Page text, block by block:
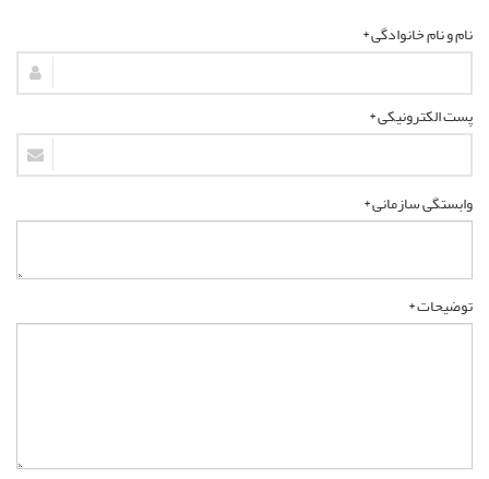
نام و نام خانوادگی *
پست الکترونیکی *
وابستگی سازمانی *
توضیحات *